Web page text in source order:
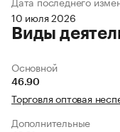
10 июля 2026
Виды
Основной
46.90
Торговля оптовая
Дополнительные